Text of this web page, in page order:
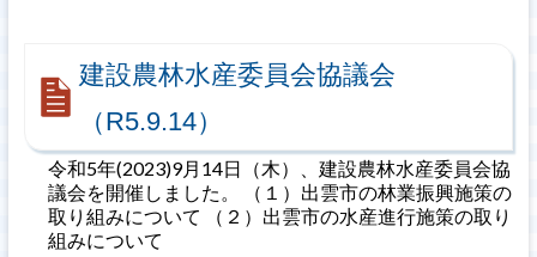
建設農林水産委員会協議会
（R5.9.14）
令和5年(2023)9月14日（木）、建設農林水産委員会協
議会を開催しました。 （１）出雲市の林業振興施策の
取り組みについて （２）出雲市の水産進行施策の取り
組みについて